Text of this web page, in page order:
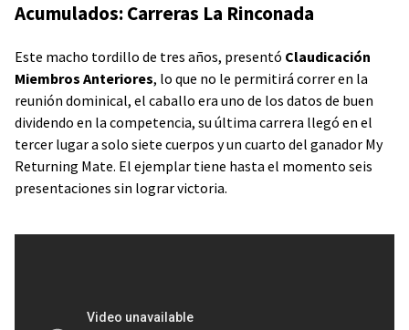
Acumulados: Carreras La Rinconada
Este macho tordillo de tres años, presentó Claudicación
Miembros Anteriores, lo que no le permitirá correr en la
reunión dominical, el caballo era uno de los datos de buen
dividendo en la competencia, su última carrera llegó en el
tercer lugar a solo siete cuerpos y un cuarto del ganador My
Returning Mate. El ejemplar tiene hasta el momento seis
presentaciones sin lograr victoria.